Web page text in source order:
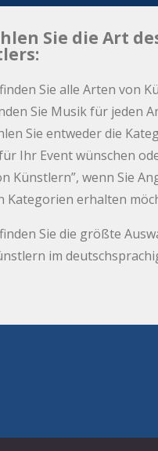
Sie die Art
Sie alle Arten von
Sie Musik für jeden
Sie entweder die
Ihr Event wünschen
Künstlern”, wenn Sie
Kategorien erhalten
Sie die größte
im